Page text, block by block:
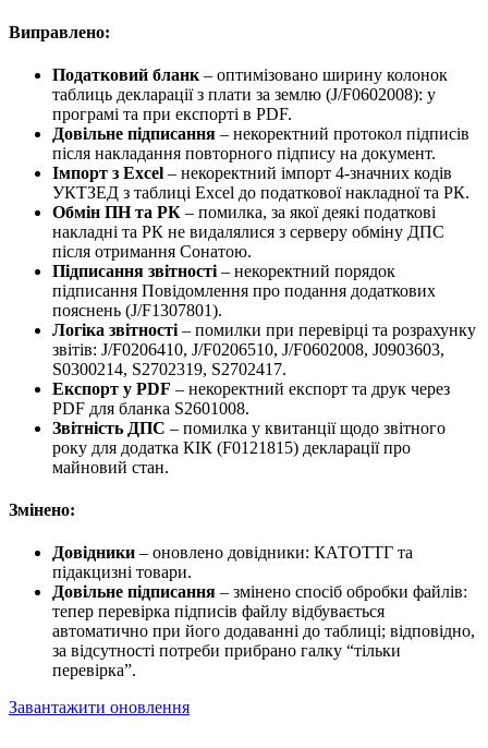
Виправлено:
Податковий бланк – оптимізовано ширину колонок
таблиць декларації з плати за землю (J/F0602008): у
програмі та при експорті в PDF.
Довільне підписання – некоректний протокол підписів
після накладання повторного підпису на документ.
Імпорт з Excel – некоректний імпорт 4-значних кодів
УКТЗЕД з таблиці Excel до податкової накладної та РК.
Обмін ПН та РК – помилка, за якої деякі податкові
накладні та РК не видалялися з серверу обміну ДПС
після отримання Сонатою.
Підписання звітності – некоректний порядок
підписання Повідомлення про подання додаткових
пояснень (J/F1307801).
Логіка звітності – помилки при перевірці та розрахунку
звітів: J/F0206410, J/F0206510, J/F0602008, J0903603,
S0300214, S2702319, S2702417.
Експорт у PDF – некоректний експорт та друк через
PDF для бланка S2601008.
Звітність ДПС – помилка у квитанції щодо звітного
року для додатка КІК (F0121815) декларації про
майновий стан.
Змінено:
Довідники – оновлено довідники: КАТОТТГ та
підакцизні товари.
Довільне підписання – змінено спосіб обробки файлів:
тепер перевірка підписів файлу відбувається
автоматично при його додаванні до таблиці; відповідно,
за відсутності потреби прибрано галку “тільки
перевірка”.
Завантажити оновлення